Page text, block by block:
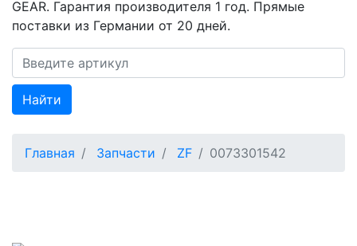
GEAR. Гарантия производителя 1 год. Прямые
поставки из Германии от 20 дней.
Найти
Главная Запчасти ZF 0073301542